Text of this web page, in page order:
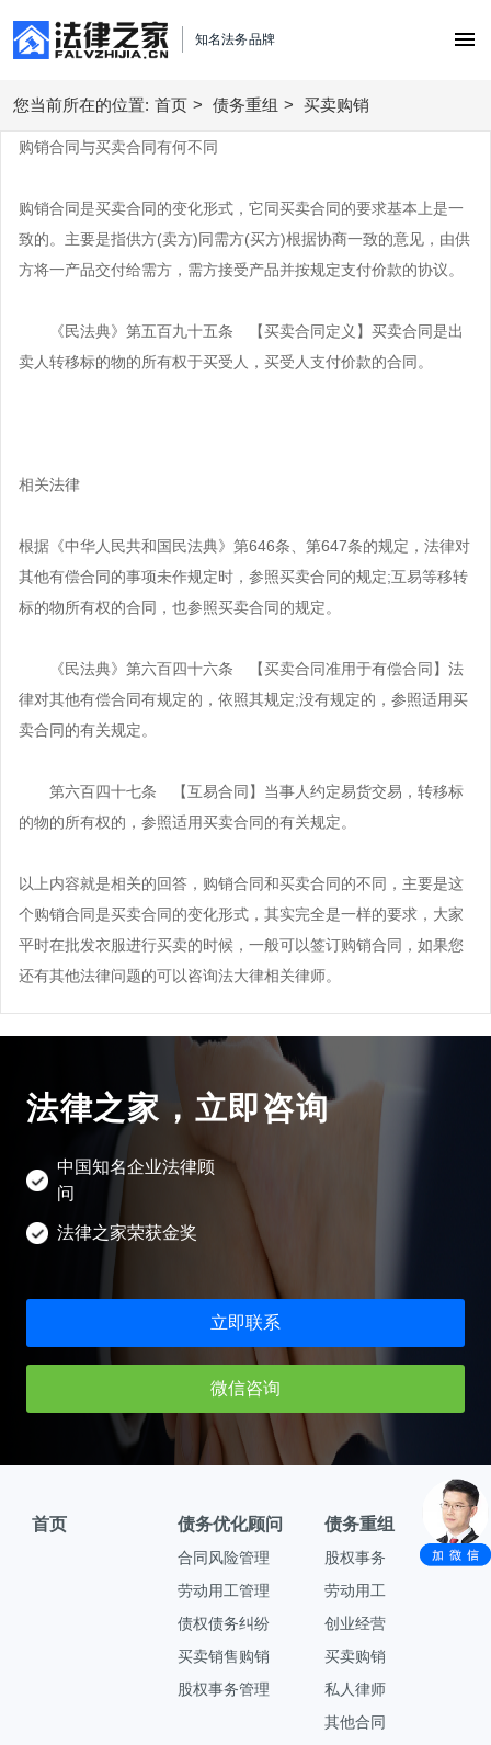
知名法务品牌
首页
合同风险管理
债务重组
股权事务
创业经营
其他合同
逾期处理
法务咨询
合同定制与审核
经营模式
商务谈判
股权架构
企业知识产权管理
逾期解决
税务筹划方案
买卖合同方案
借款合同方案
租赁合同方案
贸易合同方案
公司股权方案
企业知识产权方案
企业投融资方案
北京企业法律顾问
沈阳企业法律顾问
南宁企业法律顾问
福州企业法律顾问
上海企业法律顾问
重庆企业法律顾问
成都企业法律顾问
西安企业法律顾问
石家庄企业法律顾问
长沙企业法律顾问
济南企业法律顾问
昆明企业法律顾问
南昌企业法律顾问
贵阳企业法律顾问
法律知识
法律指导
深圳企业法律顾问
太原企业法律顾问
兰州企业法律顾问
海口企业法律顾问
银川企业法律顾问
关于法律之家
法律之家简介
荣誉资质
渠道合作
合作
您当前所在的位置: 首页 > 债务重组 > 买卖购销
购销合同与买卖合同有何不同
购销合同是买卖合同的变化形式，它同买卖合同的要求基本上是一
致的。主要是指供方(卖方)同需方(买方)根据协商一致的意见，由供
方将一产品交付给需方，需方接受产品并按规定支付价款的协议。
《民法典》第五百九十五条 【买卖合同定义】买卖合同是出
卖人转移标的物的所有权于买受人，买受人支付价款的合同。
相关法律
根据《中华人民共和国民法典》第646条、第647条的规定，法律对
其他有偿合同的事项未作规定时，参照买卖合同的规定;互易等移转
标的物所有权的合同，也参照买卖合同的规定。
《民法典》第六百四十六条 【买卖合同准用于有偿合同】法
律对其他有偿合同有规定的，依照其规定;没有规定的，参照适用买
卖合同的有关规定。
第六百四十七条 【互易合同】当事人约定易货交易，转移标
的物的所有权的，参照适用买卖合同的有关规定。
以上内容就是相关的回答，购销合同和买卖合同的不同，主要是这
个购销合同是买卖合同的变化形式，其实完全是一样的要求，大家
平时在批发衣服进行买卖的时候，一般可以签订购销合同，如果您
还有其他法律问题的可以咨询法大律相关律师。
法律之家，立即咨询
中国知名企业法律顾
问
法律之家荣获金奖
立即联系
微信咨询
首页 债务优化顾问
合同风险管理
劳动用工管理
债权债务纠纷
买卖销售购销
股权事务管理
债务重组
股权事务
劳动用工
创业经营
买卖购销
私人律师
其他合同